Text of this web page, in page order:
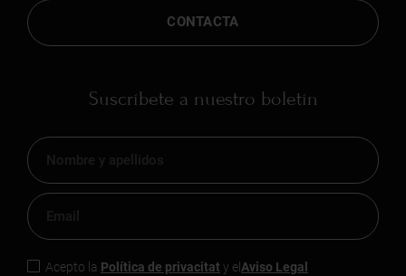
CONTACTA
Suscríbete a nuestro boletín
Acepto la Política de privacitat y el Aviso Legal